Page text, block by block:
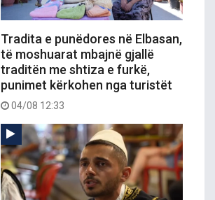
Tradita e punëdores në Elbasan,
të moshuarat mbajnë gjallë
traditën me shtiza e furkë,
punimet kërkohen nga turistët
04/08 12:33